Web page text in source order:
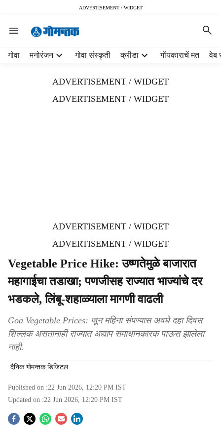
ADVERTISEMENT / WIDGET
गोवा मनोरंजन गोवा संस्कृती क्रीडा गोंयकाराचें मत वेब
ADVERTISEMENT / WIDGET
ADVERTISEMENT / WIDGET
ADVERTISEMENT / WIDGET
ADVERTISEMENT / WIDGET
Vegetable Price Hike: उष्णतेमुळे बाजारात
महागाईचा तडाखा; पणजीसह राज्यात भाज्यांचे दर
भडकले, लिंबू-शहाळ्याला मागणी वाढली
Goa Vegetable Prices: जून महिना संपण्यास अवघे दहा दिवस
शिल्लक असतानाही राज्यात अद्याप समाधानकारक पाऊस झालेला
नाही.
दैनिक गोमन्तक डिजिटल
Published on :22 Jun 2026, 12:20 PM IST
Updated on :22 Jun 2026, 12:20 PM IST
S